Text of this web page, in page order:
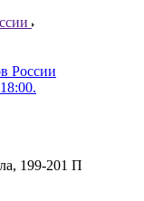
России
199-201 П